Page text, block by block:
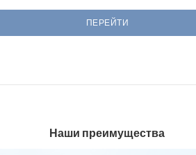
ПЕРЕЙТИ
Наши преимущества